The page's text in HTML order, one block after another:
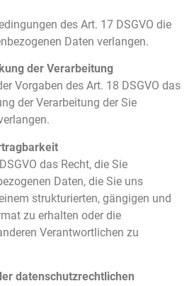
des Art. 17 DSGVO die
Daten verlangen.
der Verarbeitung
Vorgaben des Art. 18 DSGVO das
der Verarbeitung der Sie
das Recht, die Sie
Daten, die Sie uns
strukturierten, gängigen und
zu erhalten oder die
Verantwortlichen zu
datenschutzrechtlichen